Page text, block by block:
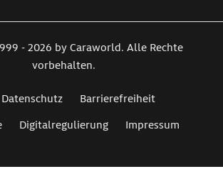
- 2026 by Caraworld. Alle Rechte
vorbehalten.
Datenschutz
Barrierefreiheit
Digitalregulierung Impressum